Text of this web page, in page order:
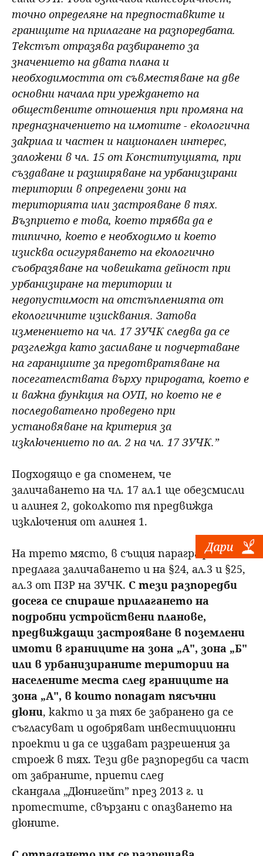
точно определяне на предпоставките и
границите на прилагане на разпоредбата.
Текстът отразява разбирането за
значението на двата плана и
необходимостта от съвместяване на две
основни начала при уреждането на
обществените отношения при промяна на
предназначението на имотите - екологична
закрила и частен и национален интерес,
заложени в чл. 15 от Конституцията, при
създаване и разширяване на урбанизирани
територии в определени зони на
територията или застрояване в тях.
Възприето е това, което трябва да е
типично, което е необходимо и което
изисква осигуряването на екологично
съобразяване на човешката дейност при
урбанизиране на територии и
недопустимост на отстъпленията от
екологичните изисквания. Затова
изменението на чл. 17 ЗУЧК следва да се
разглежда като засилване и подчертаване
на гаранциите за предотвратяване на
посегателствата върху природата, което е
и важна функция на ОУП, но което не е
последователно проведено при
установяване на критерия за
изключението по ал. 2 на чл. 17 ЗУЧК.”
Подходящо е да споменем, че
заличаването на чл. 17 ал.1 ще обезсмисли
и алинея 2, доколкото тя предвижда
изключения от алинея 1.
На трето място, в същия параграф се
предлага заличаването и на §24, ал.3 и §25,
ал.3 от ПЗР на ЗУЧК. С тези разпоредби
досега се спираше прилагането на
подробни устройствени планове,
предвиждащи застрояване в поземлени
имоти в границите на зона „А", зона „Б"
или в урбанизираните територии на
населените места след границите на
зона „А", в които попадат пясъчни
дюни, както и за тях бе забранено да се
съгласуват и одобряват инвестиционни
проекти и да се издават разрешения за
строеж в тях. Тези две разпоредби са част
от забраните, приети след
скандала „Дюнигейт” през 2013 г. и
протестите, свързани с опазването на
дюните.